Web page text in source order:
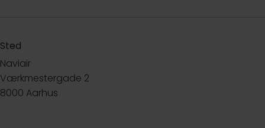
Sted
Naviair
Værkmestergade 2
8000 Aarhus